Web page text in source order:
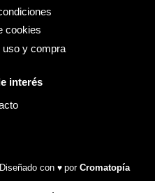
cookies
uso y compra
interés
con ♥ por Cromatopía